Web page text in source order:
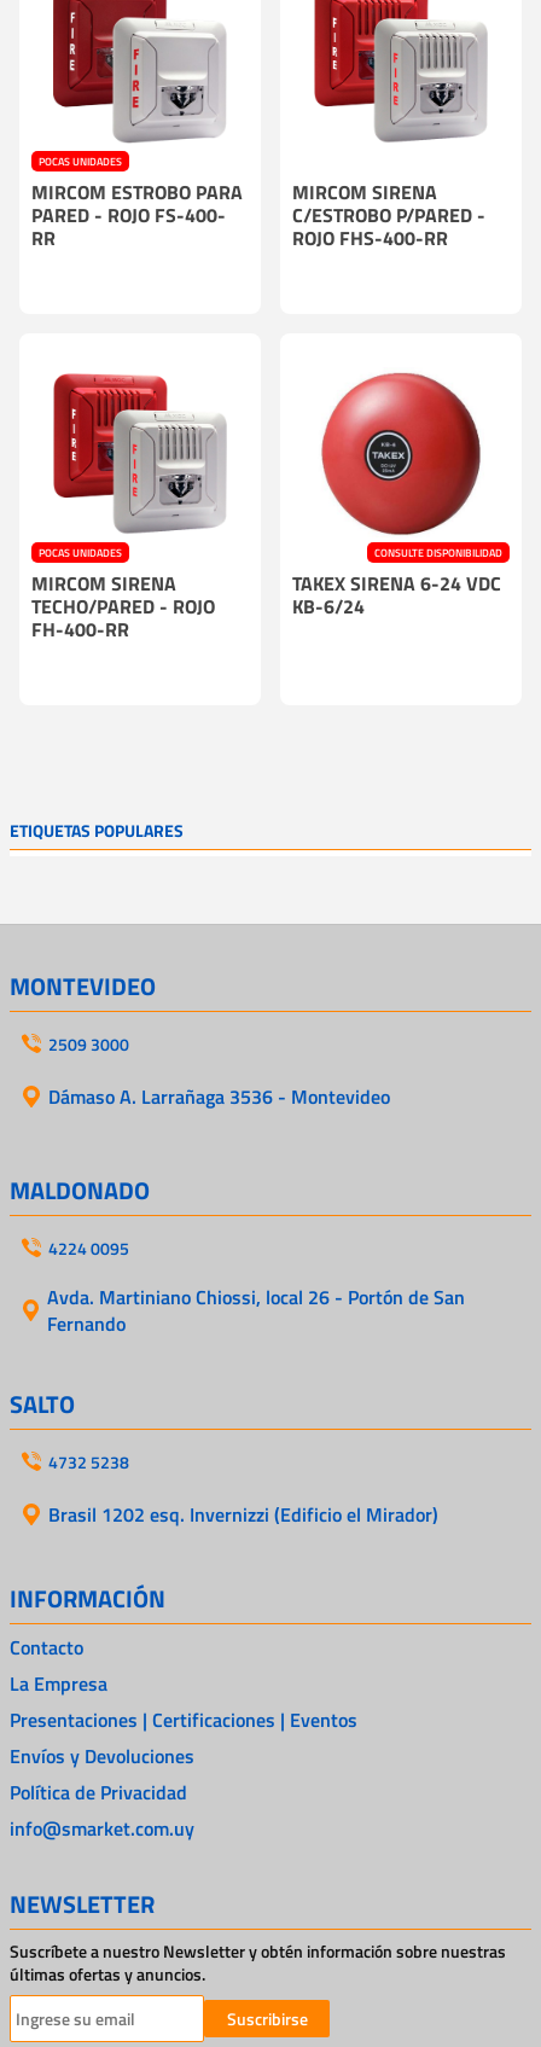
POCAS UNIDADES
MIRCOM ESTROBO PARA
PARED - ROJO FS-400-
RR
MIRCOM SIRENA
C/ESTROBO P/PARED -
ROJO FHS-400-RR
POCAS UNIDADES
MIRCOM SIRENA
TECHO/PARED - ROJO
FH-400-RR
CONSULTE DISPONIBILIDAD
TAKEX SIRENA 6-24 VDC
KB-6/24
ETIQUETAS POPULARES
MONTEVIDEO
2509 3000
Dámaso A. Larrañaga 3536 - Montevideo
MALDONADO
4224 0095
Avda. Martiniano Chiossi, local 26 - Portón de San
Fernando
SALTO
4732 5238
Brasil 1202 esq. Invernizzi (Edificio el Mirador)
INFORMACIÓN
Contacto
La Empresa
Presentaciones | Certificaciones | Eventos
Envíos y Devoluciones
Política de Privacidad
info@smarket.com.uy
NEWSLETTER
Suscríbete a nuestro Newsletter y obtén información sobre nuestras
últimas ofertas y anuncios.
Suscribirse